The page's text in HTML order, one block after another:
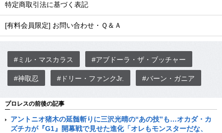
特定商取引法に基づく表記
[有料会員限定] お問い合わせ・Ｑ＆Ａ
#ミル・マスカラス #アブドーラ・ザ・ブッチャー
#神取忍 #ドリー・ファンクJr. #バーン・ガニア
プロレスの前後の記事
アントニオ猪木の延髄斬りに三沢光晴の“あの技”も…オカダ・カ
ズチカが『G1』開幕戦で見せた進化「オレもモンスターだな、